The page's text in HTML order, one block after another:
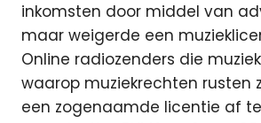
inkomsten door middel van
maar weigerde een
Online radiozenders die
waarop muziekrechten rusten
een zogenaamde licentie af